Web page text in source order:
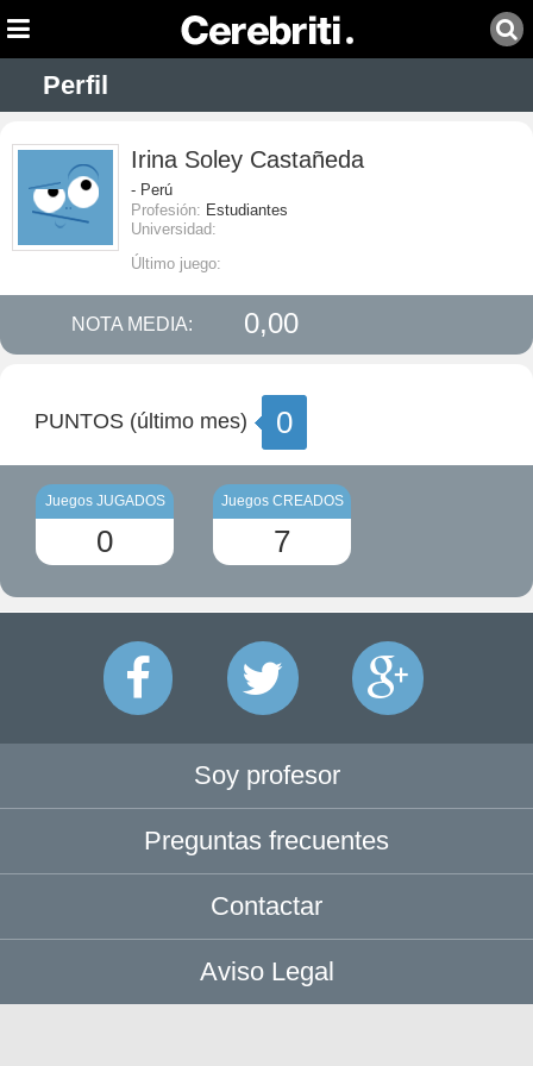
Perfil
Irina Soley Castañeda
- Perú
Profesión: Estudiantes
Universidad:
Último juego:
NOTA MEDIA: 0,00
PUNTOS (último mes) 0
Juegos JUGADOS
0
Juegos CREADOS
7
Soy profesor
Preguntas frecuentes
Contactar
Aviso Legal